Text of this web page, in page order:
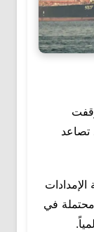
الإمدادات
في